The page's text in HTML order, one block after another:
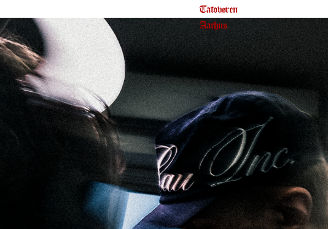
Tatovøren
Aarhus